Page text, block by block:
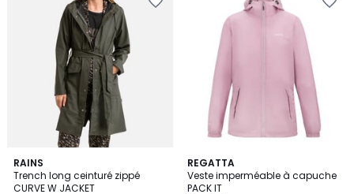
RAINS
Trench long ceinturé zippé
CURVE W JACKET
5
/
5
REGATTA
Veste imperméable à capuche
PACK IT
11
Couleurs